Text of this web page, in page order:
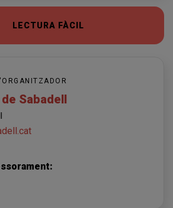
LECTURA FÀCIL
Sabadell